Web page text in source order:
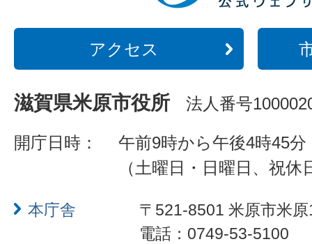
アクセス
滋賀県米原市役所 法人番号
開庁日時：
午前9時から午後4時45分
（土曜日・日曜日、祝
本庁舎
〒521-8501 米原市米
電話：0749-53-5100